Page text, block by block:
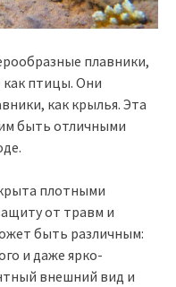
плавники,
как птицы. Они
как крылья. Эта
быть отличными
плотными
от травм и
быть различным:
и даже ярко-
внешний вид и